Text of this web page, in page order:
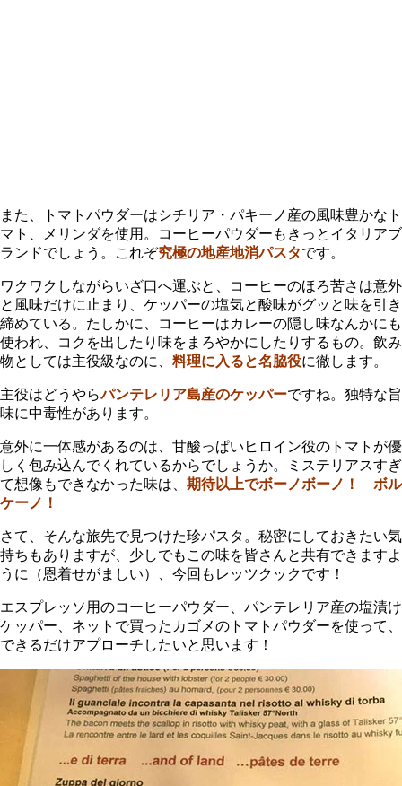
また、トマトパウダーはシチリア・パキーノ産の風味豊かなト
マト、メリンダを使用。コーヒーパウダーもきっとイタリアブ
ランドでしょう。これぞ究極の地産地消パスタです。
ワクワクしながらいざ口へ運ぶと、コーヒーのほろ苦さは意外
と風味だけに止まり、ケッパーの塩気と酸味がグッと味を引き
締めている。たしかに、コーヒーはカレーの隠し味なんかにも
使われ、コクを出したり味をまろやかにしたりするもの。飲み
物としては主役級なのに、 料理に入ると名脇役に徹します。
主役はどうやらパンテレリア島産のケッパーですね。 独特な旨
味に中毒性があります。
意外に一体感があるのは、甘酸っぱいヒロイン役のトマトが優
しく包み込んでくれているからでしょうか。ミステリアスすぎ
て想像もできなかった味は、 期待以上でボーノボーノ！ ボル
ケーノ！
さて、そんな旅先で見つけた珍パスタ。秘密にしておきたい気
持ちもありますが、少しでもこの味を皆さんと共有できますよ
うに（恩着せがましい）、今回もレッツクックです！
エスプレッソ用のコーヒーパウダー、パンテレリア産の塩漬け
ケッパー、ネットで買ったカゴメのトマトパウダーを使って、
できるだけアプローチしたいと思います！